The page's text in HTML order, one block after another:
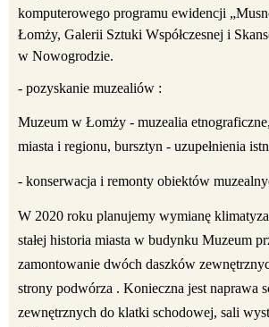
komputerowego programu ewidencji
Łomży, Galerii Sztuki Współczesnej i
w Nowogrodzie.
- pozyskanie muzealiów :
Muzeum w Łomży - muzealia
miasta i regionu, bursztyn - uzupełnienia
- konserwacja i remonty obiektów
W 2020 roku planujemy wymianę
stałej historia miasta w budynku Muzeum
zamontowanie dwóch daszków
strony podwórza . Konieczna jest naprawa
zewnętrznych do klatki schodowej, sali